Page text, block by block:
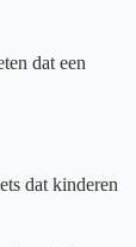
dat een
dat kinderen